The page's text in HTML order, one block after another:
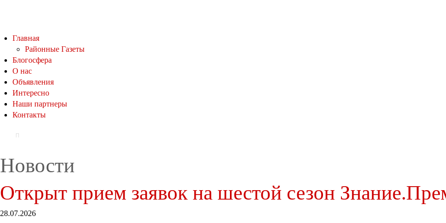
Главная
Районные Газеты
Блогосфера
О нас
Объявления
Интересно
Наши партнеры
Контакты
Новости
Открыт прием заявок на шестой сезон
28.07.2026